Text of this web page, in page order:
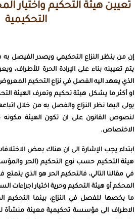
تعيين هيئة التحكيم واختيار
التحكيمية
إن من ينظر النزاع التحكيمي ويصدر الفيصل
يتم تعيينه بناء على الإرادة الحرة
الذي يعهد اليه الفصل في نزاع التحكيم
او أكثر ما يشكل هيئة تحكيم وتعرف الهيئة
يولى اليها نظر النزاع والفصل به من خلال
لنصوص القانون على ان تكون الهيئة
الاختصاص.
ابتداء يجب الإشارة الى ان هناك بعض
هيئة التحكيم حسب نوع التحكيم (الحر
في مقالنا التالي، فالتحكيم الحر هو الذي يتمتع
المحكم أو هيئة التحكيم وحرية اختيار اجراءات
ما يخصها للفصل في النزاع، بينما
الاطراف الى مؤسسة تحكيمية معينة منشأة